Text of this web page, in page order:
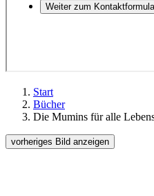
Start
Bücher
Die Mumins für alle
vorheriges Bild anzeigen